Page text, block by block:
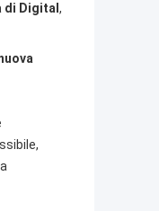
di Digital ,